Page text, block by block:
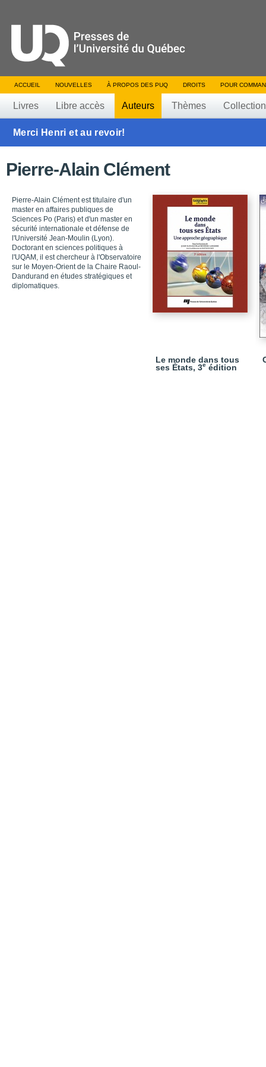
ACCUEIL NOUVELLES À PROPOS DES PUQ DROITS POUR
Livres Libre accès Auteurs Thèmes
Merci Henri et au revoir!
Pierre-Alain Clément
Pierre-Alain Clément est titulaire d'un
master en affaires publiques de
Sciences Po (Paris) et d'un master en
sécurité internationale et défense de
l'Université Jean-Moulin (Lyon).
Doctorant en sciences politiques à
l'UQAM, il est chercheur à l'Observatoire
sur le Moyen-Orient de la Chaire Raoul-
Dandurand en études stratégiques et
diplomatiques.
Le monde dans tous
ses États, 3e édition